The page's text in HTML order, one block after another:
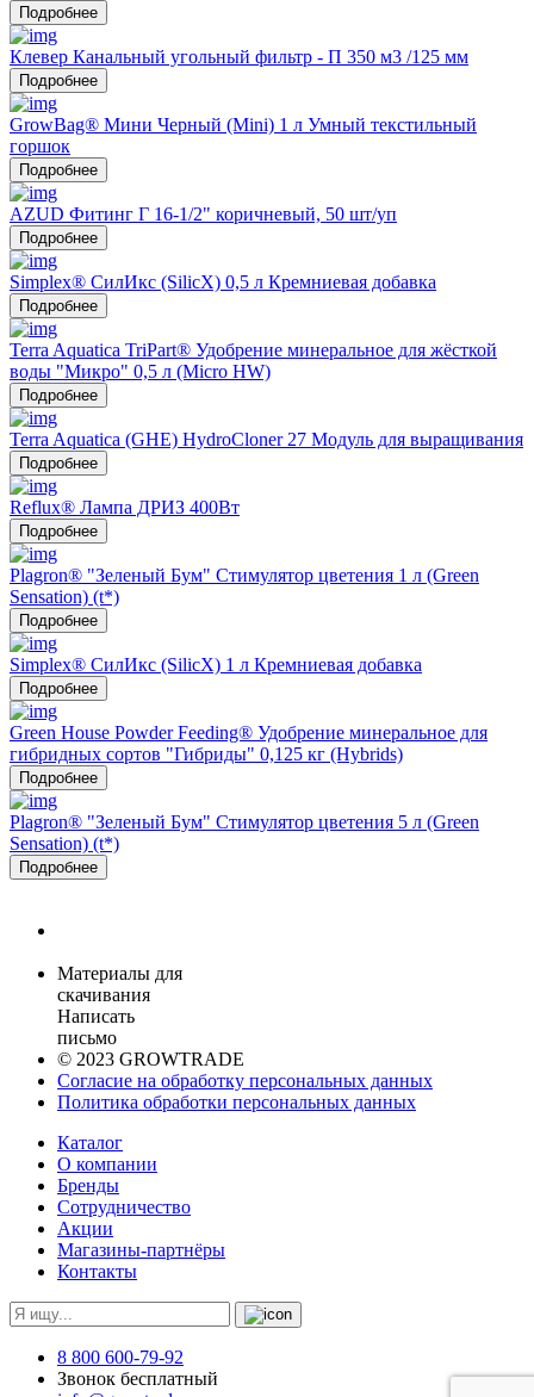
Подробнее
Клевер Канальный угольный фильтр - П 350 м3 /125 мм
Подробнее
GrowBag® Мини Черный (Mini) 1 л Умный текстильный
горшок
Подробнее
AZUD Фитинг Г 16-1/2" коричневый, 50 шт/уп
Подробнее
Simplex® СилИкс (SilicX) 0,5 л Кремниевая добавка
Подробнее
Terra Aquatica TriPart® Удобрение минеральное для жёсткой
воды "Микро" 0,5 л (Micro HW)
Подробнее
Terra Aquatica (GHE) HydroCloner 27 Модуль для выращивания
Подробнее
Reflux® Лампа ДРИЗ 400Вт
Подробнее
Plagron® "Зеленый Бум" Стимулятор цветения 1 л (Green
Sensation) (t*)
Подробнее
Simplex® СилИкс (SilicX) 1 л Кремниевая добавка
Подробнее
Green House Powder Feeding® Удобрение минеральное для
гибридных сортов "Гибриды" 0,125 кг (Hybrids)
Подробнее
Plagron® "Зеленый Бум" Стимулятор цветения 5 л (Green
Sensation) (t*)
Подробнее
Материалы для
скачивания
Написать
письмо
© 2023 GROWTRADE
Согласие на обработку персональных данных
Политика обработки персональных данных
Каталог
О компании
Бренды
Сотрудничество
Акции
Магазины-партнёры
Контакты
8 800 600-79-92
Звонок бесплатный